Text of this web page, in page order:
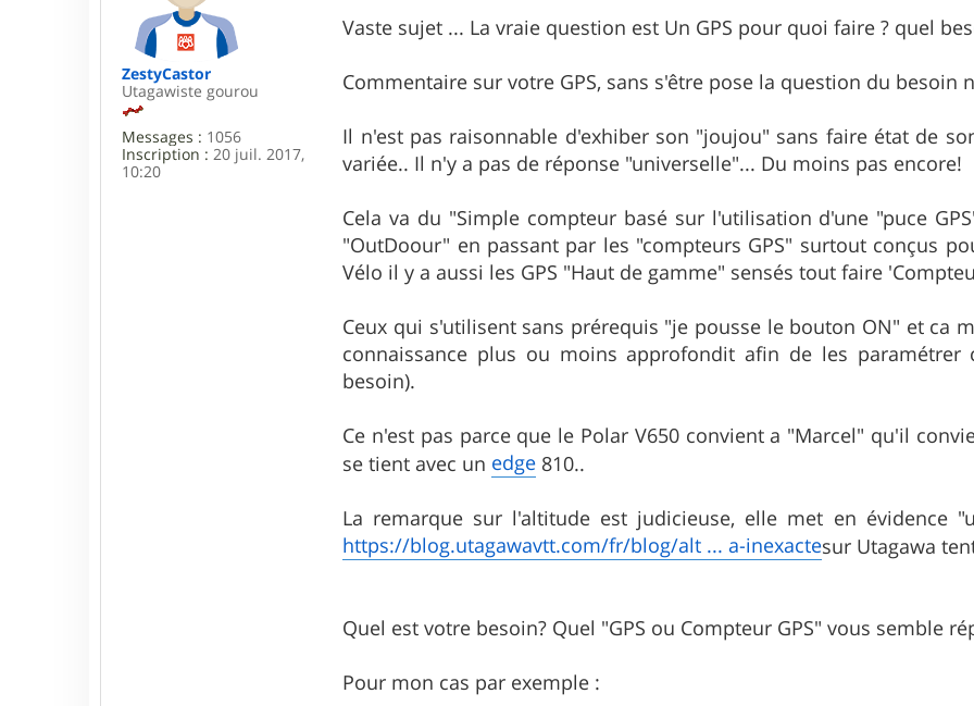
ZestyCastor
Utagawiste gourou
Messages : 1056
Inscription : 20 juil. 2017,
10:20
g
e
Vaste sujet ... La vraie question est Un GPS pour quoi faire ? quel
Commentaire sur votre GPS, sans s'être pose la question du besoin
Il n'est pas raisonnable d'exhiber son "joujou" sans faire état de
variée.. Il n'y a pas de réponse "universelle"... Du moins pas encore!
Cela va du "Simple compteur basé sur l'utilisation d'une "puce
"OutDoour" en passant par les "compteurs GPS" surtout conçus
Vélo il y a aussi les GPS "Haut de gamme" sensés tout faire
Ceux qui s'utilisent sans prérequis "je pousse le bouton ON" et ca
connaissance plus ou moins approfondit afin de les paramétrer
besoin).
Ce n'est pas parce que le Polar V650 convient a "Marcel" qu'il
se tient avec un edge 810..
La remarque sur l'altitude est judicieuse, elle met en évidence
https://blog.utagawavtt.com/fr/blog/alt ... a-inexactesur Utagawa
Quel est votre besoin? Quel "GPS ou Compteur GPS" vous semble
Pour mon cas par exemple :